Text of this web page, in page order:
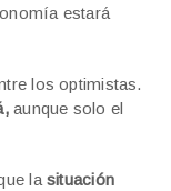
estará
los optimistas.
aunque solo el
lasituación